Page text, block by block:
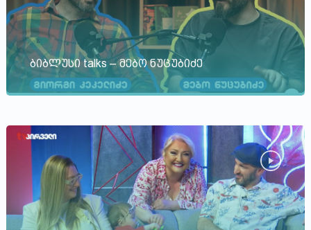
ბიბლუსი talks – მებო ნუცუბიძე